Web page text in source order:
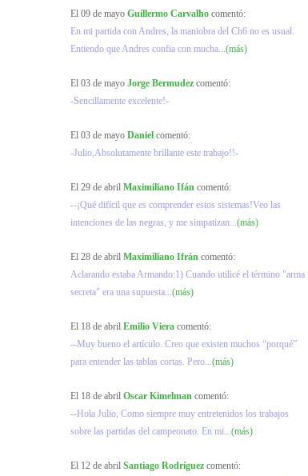
El 09 de mayo Guillermo Carvalho comentó:
En mi partida con Andres, la maniobra del Ch6 no es usual.
Entiendo que Andres confia con mucha...(más)
El 03 de mayo Jorge Bermudez comentó:
-Sencillamente excelente!-
El 03 de mayo Daniel comentó:
-Julio,Absolutamente brillante este trabajo!!-
El 29 de abril Maximiliano Ifán comentó:
--¡Qué difícil que es comprender estos sistemas!Veo las
intenciones de las negras, y me simpatizan...(más)
El 28 de abril Maximiliano Ifrán comentó:
Aclarando estaba Armando:1) Cuando utilicé el término "arma
secreta" era una supuesta...(más)
El 18 de abril Emilio Viera comentó:
--Muy bueno el artículo. Creo que existen muchos “porqué”
para entender las tablas cortas. Pero...(más)
El 18 de abril Oscar Kimelman comentó:
--Hola Julio, Como siempre muy entretenidos los trabajos
sobre las partidas del campeonato. En mi...(más)
El 12 de abril Santiago Rodríguez comentó: